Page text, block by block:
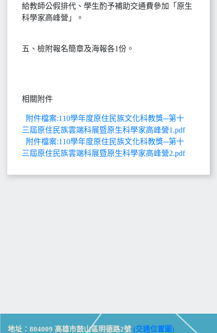
給教師公假排代、學生酌予補助交通費參加「原生
科學家高峰營」。
五、檢附報名簡章及海報各1份。
相關附件
附件檔案:110學年度原住民族文化科教獎─第十
三屆原住民族雲端科展暨原生科學家高峰營1.pdf
附件檔案:110學年度原住民族文化科教獎─第十
三屆原住民族雲端科展暨原生科學家高峰營2.pdf
地址：804009 高雄市鼓山區明德路2號 (交通位置圖)